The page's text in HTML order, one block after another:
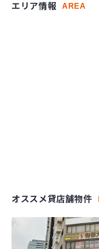
エリア情報 AREA
オススメ貸店舗物件